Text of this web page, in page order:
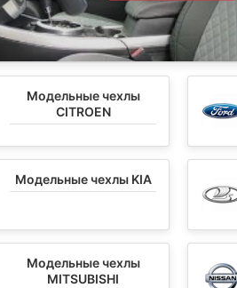
Модельные чехлы
CITROEN
Модельные чехлы KIA
Модельные чехлы
MITSUBISHI